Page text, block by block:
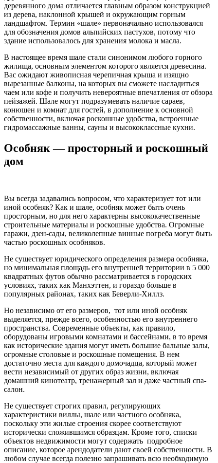
деревянного дома отличается главным образом конструкцией
из дерева, наклонной крышей и окружающим горным
ландшафтом. Термин «шале» первоначально использовался
для обозначения домов альпийских пастухов, потому что
здание использовалось для хранения молока и масла.
В настоящее время шале стали синонимом любого горного
жилища, основным элементом которого является древесина.
Вас ожидают живописная черепичная крыша и изящно
вырезанные балконы, на которых вы сможете насладиться
чаем или кофе и получить невероятные впечатления от обзора
пейзажей. Шале могут подразумевать наличие сараев,
конюшен и комнат для гостей, в дополнение к основной
собственности, включая роскошные удобства, встроенные
гидромассажные ванны, сауны и высококлассные кухни.
Особняк — просторный и роскошный
дом
Вы всегда задавались вопросом, что характеризует тот или
иной особняк? Как и шале, особняк может быть очень
просторным, но для него характерны высококачественные
строительные материалы и роскошные удобства. Огромные
гаражи, дзен-сады, великолепные винные погреба могут быть
частью роскошных особняков.
Не существует юридического определения размера особняка,
но минимальная площадь его внутренней территории в 5 000
квадратных футов обычно рассматривается в городских
условиях, таких как Манхэттен, и гораздо больше в
популярных районах, таких как Беверли-Хиллз.
Но независимо от его размеров, тот или иной особняк
выделяется, прежде всего, особенностью его внутреннего
пространства. Современные объекты, как правило,
оборудованы игровыми комнатами и бассейнами, в то время
как исторические здания могут иметь большие бальные залы,
огромные столовые и роскошные помещения. В нем
достаточно места для каждого домочадца, который может
вести независимый от других образ жизни, включая
домашний кинотеатр, тренажерный зал и даже частный спа-
салон.
Не существует строгих правил, регулирующих
характеристики виллы, шале или частного особняка,
поскольку эти жилые строения скорее соответствуют
исторически сложившимся образцам. Кроме того, списки
объектов недвижимости могут содержать подробное
описание, которое арендодатели дают своей собственности. В
любом случае всегда полезно запрашивать всю необходимую